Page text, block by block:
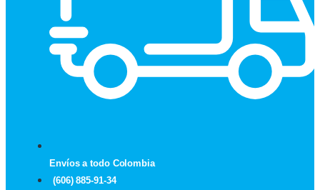
Envíos a todo Colombia
(606) 885-91-34